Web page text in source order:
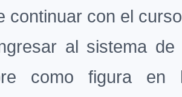
continuar con el
al sistema de
como figura en